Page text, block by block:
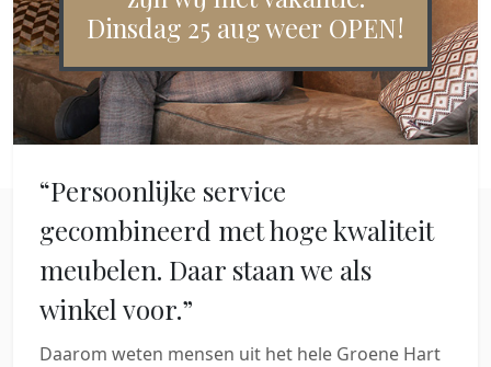
“Persoonlijke service
gecombineerd met hoge kwaliteit
meubelen. Daar staan we als
winkel voor.”
Daarom weten mensen uit het hele Groene Hart
Dinsdag 25 aug weer OPEN!